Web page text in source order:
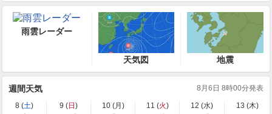
雨雲レーダー
天気図 地震
週間天気 8月6日 8時00分発表
8 (土) 9 (日 ) 10 (月 ) 11 (火) 12 (水) 13 (木)